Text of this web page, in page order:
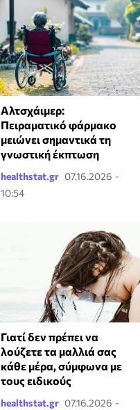
Αλτσχάιμερ:
Πειραματικό φάρμακο
μειώνει σημαντικά τη
γνωστική έκπτωση
healthstat.gr 07.16.2026 -
10:54
Γιατί δεν πρέπει να
λούζετε τα μαλλιά σας
κάθε μέρα, σύμφωνα με
τους ειδικούς
healthstat.gr 07.16.2026 -